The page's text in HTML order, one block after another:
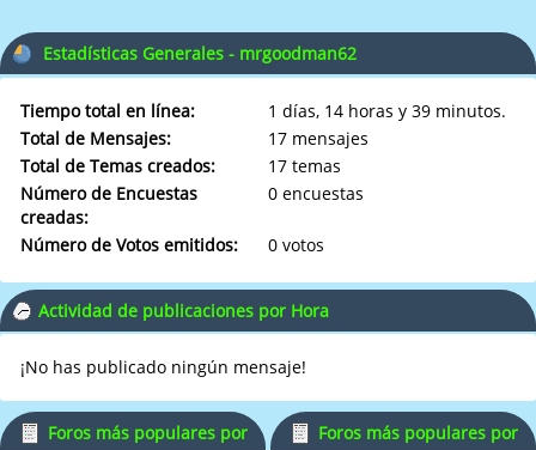
Estadísticas Generales - mrgoodman62
Tiempo total en línea:
1 días, 14 horas y 39 minutos.
Total de Mensajes:
17 mensajes
Total de Temas creados:
17 temas
Número de Encuestas
creadas:
0 encuestas
Número de Votos emitidos: 0 votos
Actividad de publicaciones por Hora
¡No has publicado ningún mensaje!
Foros más populares por
Foros más populares por